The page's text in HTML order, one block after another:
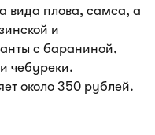
вида плова, самса, а
и
с бараниной,
чебуреки.
около 350 рублей.